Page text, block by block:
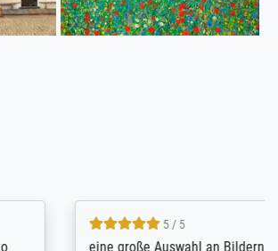
5 / 5
eine große Auswahl an Bildern und